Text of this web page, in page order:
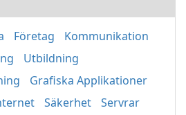
Företag
Kommunikation
Utbildning
Grafiska Applikationer
Säkerhet
Servrar